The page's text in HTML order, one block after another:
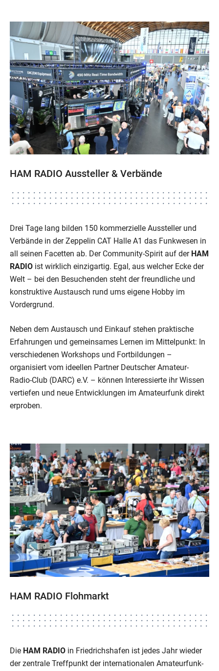
HAM RADIO Aussteller & Verbände
Drei Tage lang bilden 150 kommerzielle Aussteller und
Verbände in der Zeppelin CAT Halle A1 das Funkwesen in
all seinen Facetten ab. Der Community-Spirit auf der HAM
RADIO ist wirklich einzigartig. Egal, aus welcher Ecke der
Welt – bei den Besuchenden steht der freundliche und
konstruktive Austausch rund ums eigene Hobby im
Vordergrund.
Neben dem Austausch und Einkauf stehen praktische
Erfahrungen und gemeinsames Lernen im Mittelpunkt: In
verschiedenen Workshops und Fortbildungen –
organisiert vom ideellen Partner Deutscher Amateur-
Radio-Club (DARC) e.V. – können Interessierte ihr Wissen
vertiefen und neue Entwicklungen im Amateurfunk direkt
erproben.
HAM RADIO Flohmarkt
Die HAM RADIO in Friedrichshafen ist jedes Jahr wieder
der zentrale Treffpunkt der internationalen Amateurfunk-